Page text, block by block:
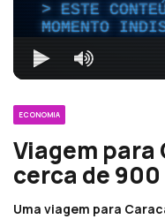
ESTE
MOMENTO
ECONOMIA
Viagem
cerca de
Uma viagem para